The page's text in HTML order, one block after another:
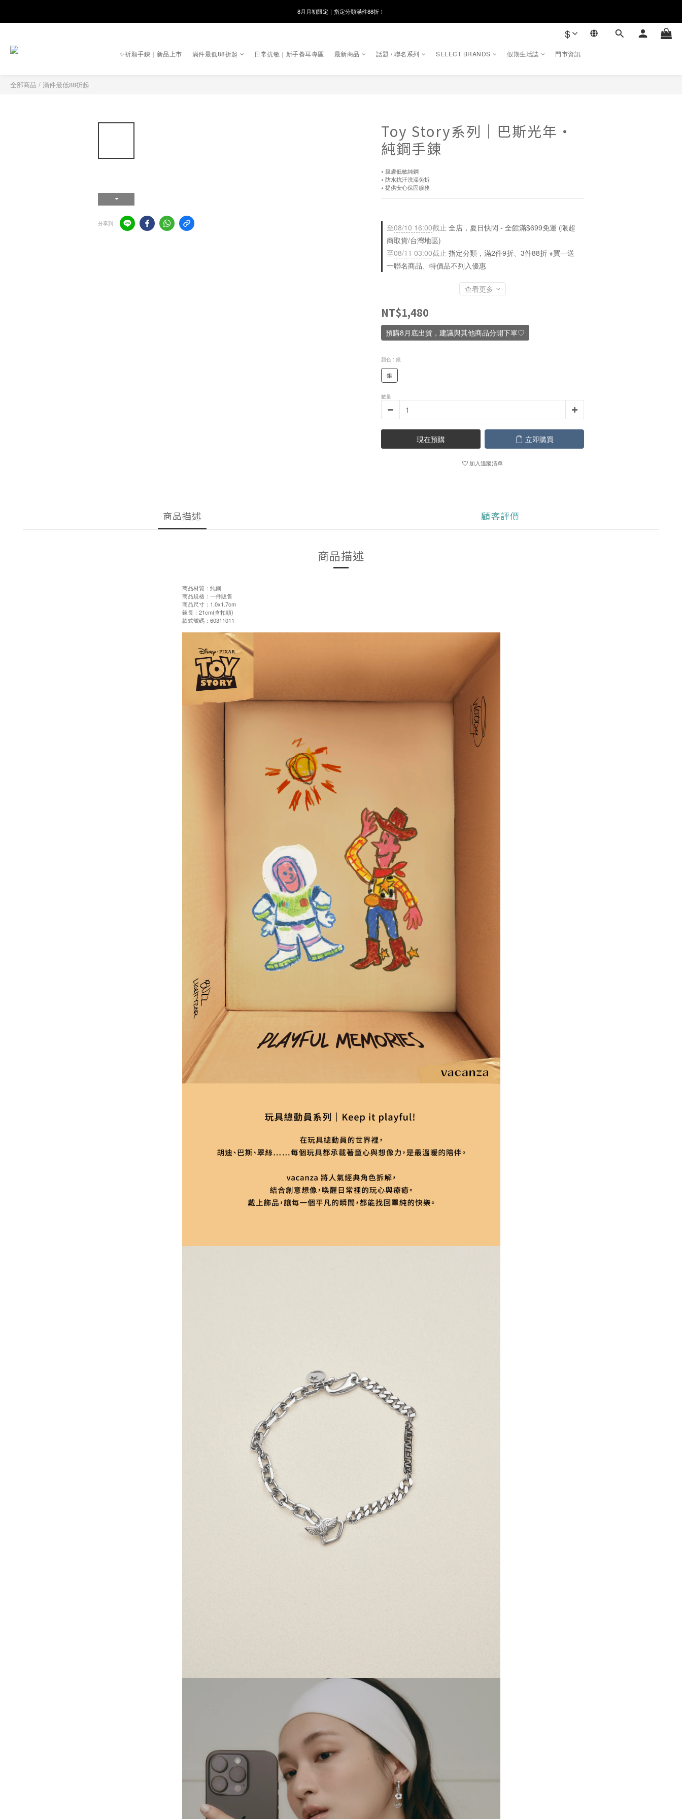
8月月初限定｜指定分類滿件88折！
線在，好事發生｜祈願新品 第2件享9折
8月月初限定｜指定分類滿件88折！
$
✨祈願手鍊｜新品上市 滿件最低88折起 日常抗敏｜新手養耳專區 最新商品 話題 / 聯名系列 SELECT BRANDS 假期生活誌 門市資訊
全部商品 / 滿件最低88折起
分享到
Toy Story系列｜巴斯光年・
純鋼手鍊
⭑ 親膚低敏純鋼
⭑ 防水抗汗洗澡免拆
⭑ 提供安心保固服務
至08/10 16:00截止 全店，夏日快閃 - 全館滿$699免運 (限超
商取貨/台灣地區)
至08/11 03:00截止 指定分類，滿2件9折、3件88折 ※買一送
一聯名商品、特價品不列入優惠
查看更多
NT$1,480
預購8月底出貨，建議與其他商品分開下單♡
顏色 : 銀
銀
數量
現在預購 立即購買
加入追蹤清單
商品描述 顧客評價
商品描述
商品材質：純鋼
商品規格：一件販售
商品尺寸：1.0x1.7cm
鍊長：21cm(含扣頭)
款式號碼：60311011